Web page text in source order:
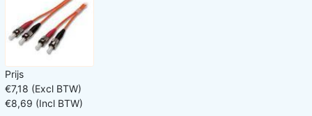
Prijs
€7,18 (Excl BTW)
€8,69 (Incl BTW)